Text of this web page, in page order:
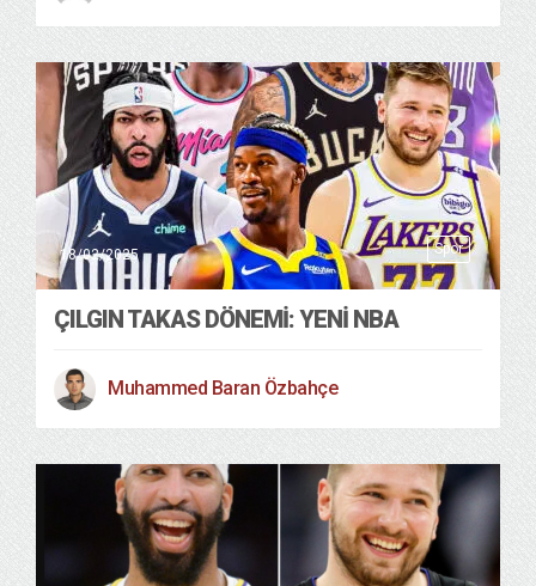
Spor
18/02/2025
ÇILGIN TAKAS DÖNEMİ: YENİ NBA
Muhammed Baran Özbahçe